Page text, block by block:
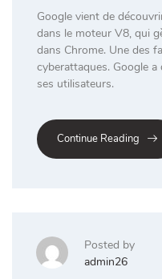
Google vient de
dans le moteur V8, qui
dans Chrome. Une des
cyberattaques. Google
ses utilisateurs.
Continue Reading
Posted by
admin26